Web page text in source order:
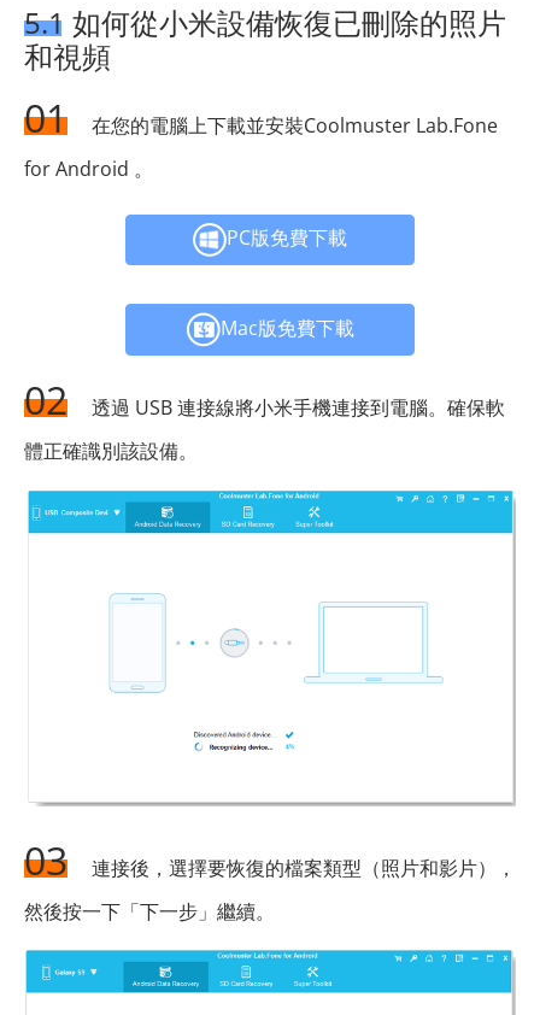
5.1 如何從小米設備恢復已刪除的照片
和視頻
01
在您的電腦上下載並安裝Coolmuster Lab.Fone
for Android 。
PC版免費下載
Mac版免費下載
02
透過 USB 連接線將小米手機連接到電腦。確保軟
體正確識別該設備。
03
連接後，選擇要恢復的檔案類型（照片和影片），
然後按一下「下一步」繼續。